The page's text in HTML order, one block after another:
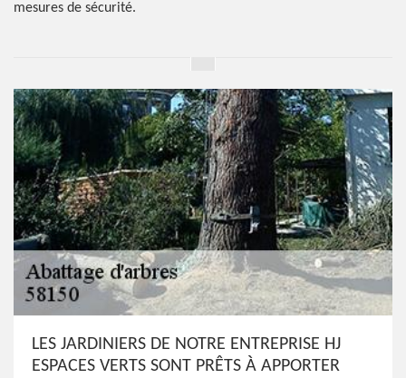
mesures de sécurité.
LES JARDINIERS DE NOTRE ENTREPRISE HJ
ESPACES VERTS SONT PRÊTS À APPORTER